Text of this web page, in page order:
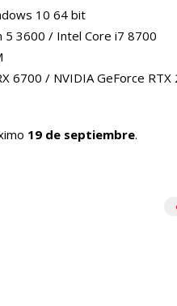
10 64 bit
5 3600 / Intel Core i7 8700
6700 / NVIDIA GeForce RTX
19 de septiembre.